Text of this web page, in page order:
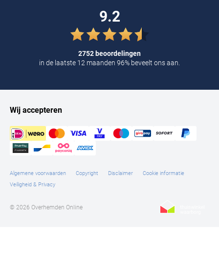
9.2
2752 beoordelingen
in de laatste 12 maanden 96% beveelt ons aan.
Wij accepteren
Algemene voorwaarden Copyright Disclaimer
Cookie informatie
Veiligheid & Privacy
© 2026 Overhemden Online